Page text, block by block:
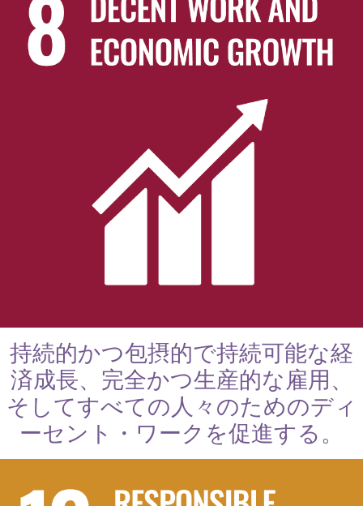
持続的かつ包摂的で持続可能な経
済成長、完全かつ生産的な雇用、
そしてすべての人々のためのディ
ーセント・ワークを促進する。